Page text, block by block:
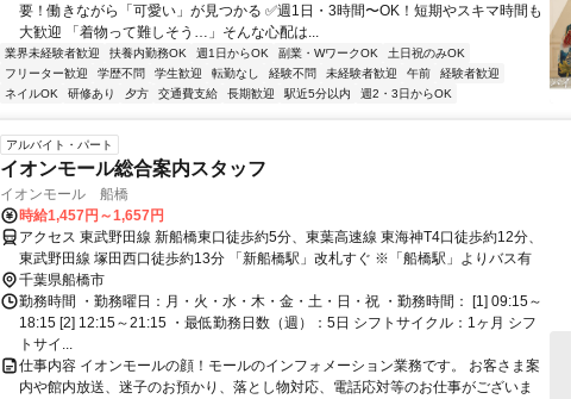
要！働きながら「可愛い」が見つかる ✅週1日・3時間〜OK！短期やスキマ時間も
大歓迎 「着物って難しそう…」そんな心配は...
業界未経験者歓迎 扶養内勤務OK 週1日からOK 副業・WワークOK
土日祝のみOK
フリーター歓迎
学歴不問 学生歓迎 転勤なし 経験不問 未経験者歓迎 午前
経験者歓迎
ネイルOK
研修あり 夕方 交通費支給 長期歓迎 駅近5分以内 週2・3日からOK
アルバイト・パート
イオンモール総合案内スタッフ
イオンモール 船橋
時給1,457円～1,657円
アクセス 東武野田線 新船橋東口徒歩約5分、東葉高速線 東海神T4口徒歩約12分、
東武野田線 塚田西口徒歩約13分 「新船橋駅」改札すぐ ※「船橋駅」よりバス有
千葉県船橋市
勤務時間 ・勤務曜日：月・火・水・木・金・土・日・祝 ・勤務時間： [1] 09:15～
18:15 [2] 12:15～21:15 ・最低勤務日数（週）：5日 シフトサイクル：1ヶ月 シフ
トサイ...
仕事内容 イオンモールの顔！モールのインフォメーション業務です。 お客さま案
内や館内放送、迷子のお預かり、落とし物対応、電話応対等のお仕事がございま